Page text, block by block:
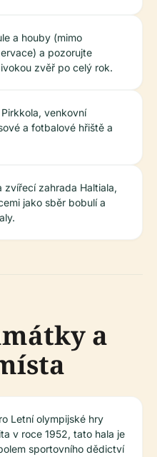
a houby (mimo
a pozorujte
zvěř po celý rok.
venkovní
a fotbalové hřiště a
zvířecí zahrada Haltiala,
jako sběr bobulí a
a
Letní olympijské hry
v roce 1952, tato hala je
sportovního dědictví